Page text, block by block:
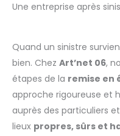
Une entreprise après
Quand un sinistre
bien. Chez Art’net 06,
étapes de la remise en
approche rigoureuse et
auprès des particuliers
lieux propres, sûrs et